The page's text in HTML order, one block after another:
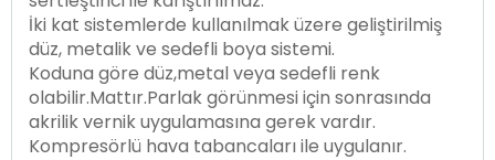
İki kat sistemlerde kullanılmak üzere geliştirilmiş
düz, metalik ve sedefli boya sistemi.
Koduna göre düz,metal veya sedefli renk
olabilir.Mattır.Parlak görünmesi için sonrasında
akrilik vernik uygulamasına gerek vardır.
Kompresörlü hava tabancaları ile uygulanır.